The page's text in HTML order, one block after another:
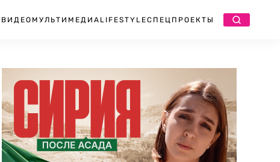
ВИДЕО МУЛЬТИМЕДИА LIFESTYLEСПЕЦПРОЕКТЫ